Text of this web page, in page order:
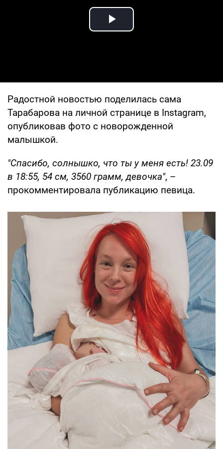
Play Video
Радостной новостью поделилась сама
Тарабарова на личной странице в Instagram,
опубликовав фото с новорожденной
малышкой.
"Спасибо, солнышко, что ты у меня есть! 23.09
в 18:55, 54 см, 3560 грамм, девочка", –
прокомментировала публикацию певица.